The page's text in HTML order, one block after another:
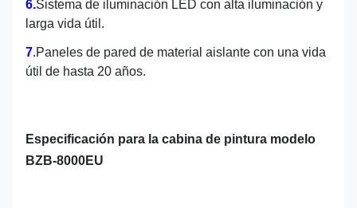
6.Sistema de iluminación LED con alta iluminación y
larga vida útil.
7.Paneles de pared de material aislante con una vida
útil de hasta 20 años.
Especificación para la cabina de pintura modelo
BZB-8000EU